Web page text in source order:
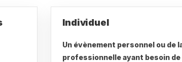
Individuel
Un évènement personnel ou de
professionnelle ayant besoin